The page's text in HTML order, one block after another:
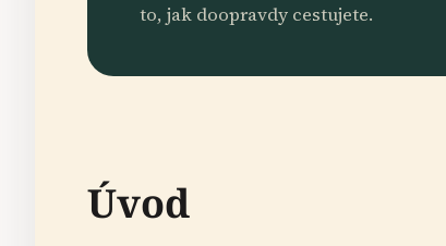
to, jak doopravdy cestujete.
Úvod